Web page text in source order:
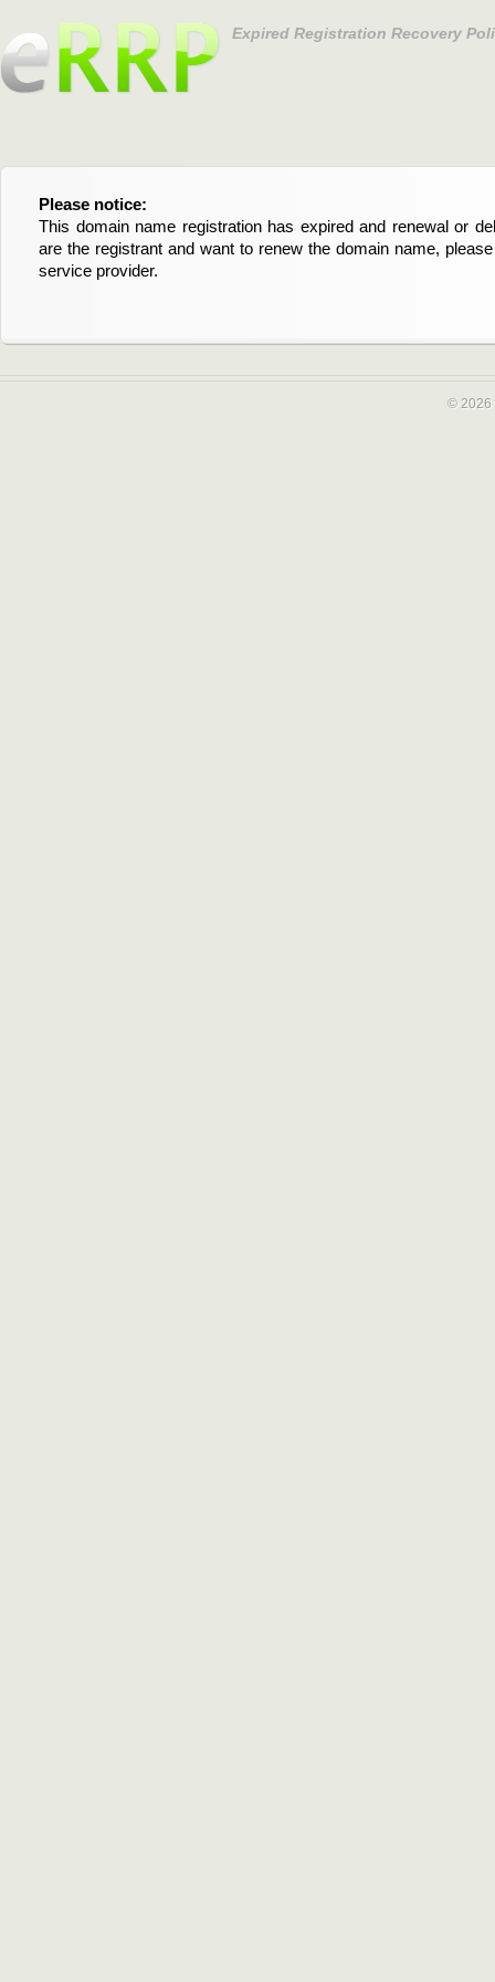
Expired Registration Recovery
Please notice:
This domain name registration has expired and renewal or
are the registrant and want to renew the domain name,
service provider.
Bitte beachten Sie:
Diese Domainregistrierung ist abgelaufen und die
Domain stehen an. Wenn Sie der Registrant sind und
verlängern möchten, kontaktieren Sie bitte Ihren Service-
© 2026